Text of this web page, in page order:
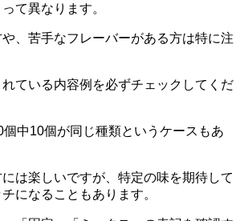
て異なります。
、苦手なフレーバーがある方は特に注
ている内容例を必ずチェックしてくだ
中10個が同じ種類というケースもあ
は楽しいですが、特定の味を期待して
になることもあります。